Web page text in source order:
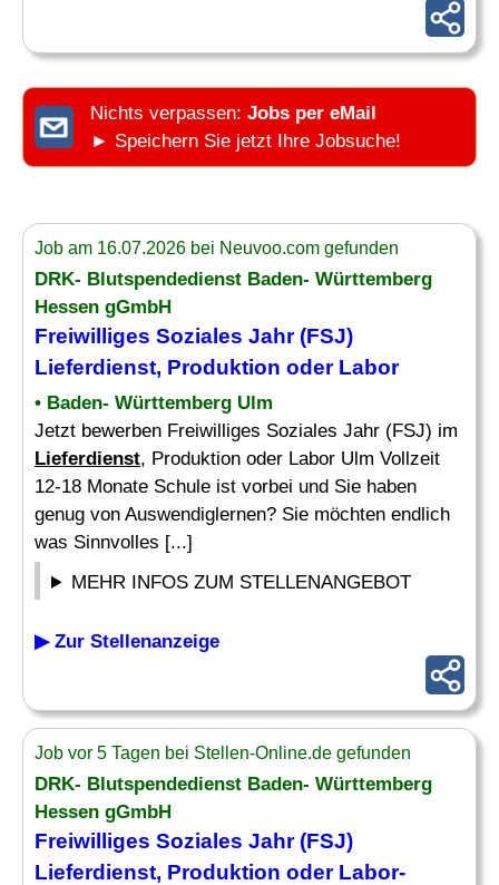
Nichts verpassen: Jobs per eMail
► Speichern Sie jetzt Ihre Jobsuche!
Job am 16.07.2026 bei Neuvoo.com gefunden
DRK- Blutspendedienst Baden- Württemberg
Hessen gGmbH
Freiwilliges Soziales Jahr (FSJ)
Lieferdienst, Produktion oder Labor
• Baden- Württemberg Ulm
Jetzt bewerben Freiwilliges Soziales Jahr (FSJ) im
Lieferdienst, Produktion oder Labor Ulm Vollzeit
12-18 Monate Schule ist vorbei und Sie haben
genug von Auswendiglernen? Sie möchten endlich
was Sinnvolles [...]
MEHR INFOS ZUM STELLENANGEBOT
▶ Zur Stellenanzeige
Job vor 5 Tagen bei Stellen-Online.de gefunden
DRK- Blutspendedienst Baden- Württemberg
Hessen gGmbH
Freiwilliges Soziales Jahr (FSJ)
Lieferdienst, Produktion oder Labor-